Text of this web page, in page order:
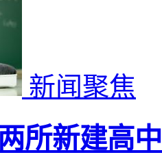
新闻聚焦
所新建高